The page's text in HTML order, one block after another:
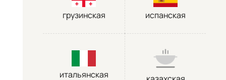
грузинская испанская
итальянская